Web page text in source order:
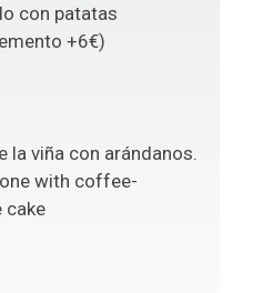
con patatas
+6€)
la viña con arándanos.
with coffee-
cake